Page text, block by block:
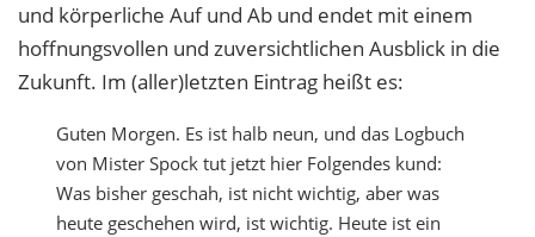
und körperliche Auf und Ab und endet mit einem
hoffnungsvollen und zuversichtlichen Ausblick in die
Zukunft. Im (aller)letzten Eintrag heißt es:
Guten Morgen. Es ist halb neun, und das Logbuch
von Mister Spock tut jetzt hier Folgendes kund:
Was bisher geschah, ist nicht wichtig, aber was
heute geschehen wird, ist wichtig. Heute ist ein